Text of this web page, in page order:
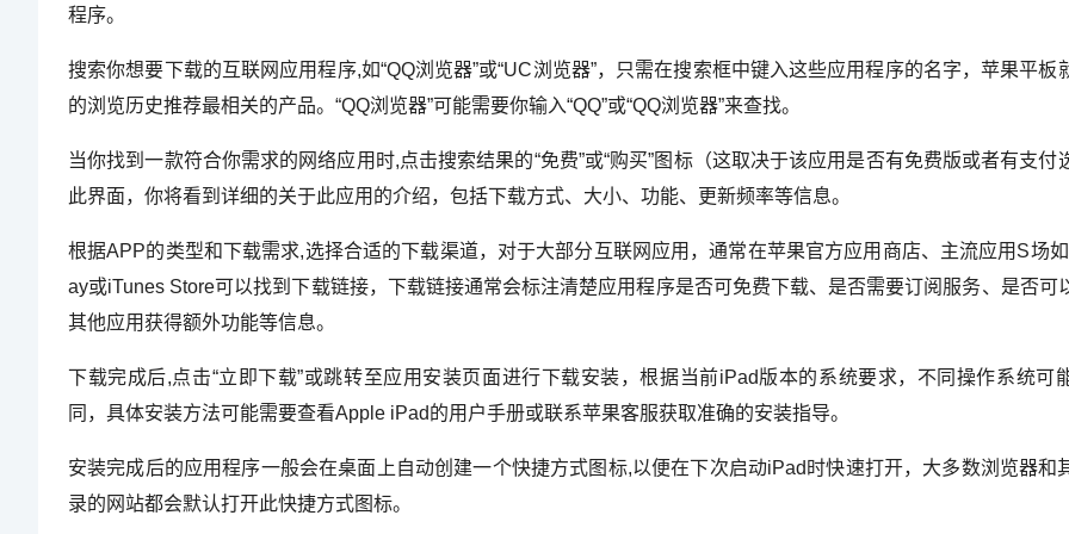
程序。
搜索你想要下载的互联网应用程序,如“QQ浏览器”或“UC浏览器”，只需在搜索框中键入这些应用程序的名字，苹果平板
的浏览历史推荐最相关的产品。“QQ浏览器”可能需要你输入“QQ”或“QQ浏览器”来查找。
当你找到一款符合你需求的网络应用时,点击搜索结果的“免费”或“购买”图标（这取决于该应用是否有免费版或者有支付
此界面，你将看到详细的关于此应用的介绍，包括下载方式、大小、功能、更新频率等信息。
根据APP的类型和下载需求,选择合适的下载渠道，对于大部分互联网应用，通常在苹果官方应用商店、主流应用S场
ay或iTunes Store可以找到下载链接，下载链接通常会标注清楚应用程序是否可免费下载、是否需要订阅服务、是否可
其他应用获得额外功能等信息。
下载完成后,点击“立即下载”或跳转至应用安装页面进行下载安装，根据当前iPad版本的系统要求，不同操作系统可
同，具体安装方法可能需要查看Apple iPad的用户手册或联系苹果客服获取准确的安装指导。
安装完成后的应用程序一般会在桌面上自动创建一个快捷方式图标,以便在下次启动iPad时快速打开，大多数浏览器和
录的网站都会默认打开此快捷方式图标。